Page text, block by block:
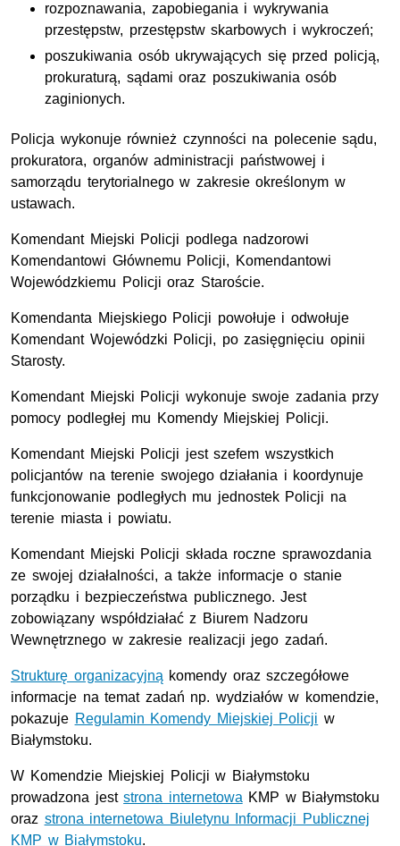
rozpoznawania, zapobiegania i wykrywania
przestępstw, przestępstw skarbowych i wykroczeń;
poszukiwania osób ukrywających się przed policją,
prokuraturą, sądami oraz poszukiwania osób
zaginionych.
Policja wykonuje również czynności na polecenie sądu,
prokuratora, organów administracji państwowej i
samorządu terytorialnego w zakresie określonym w
ustawach.
Komendant Miejski Policji podlega nadzorowi
Komendantowi Głównemu Policji, Komendantowi
Wojewódzkiemu Policji oraz Staroście.
Komendanta Miejskiego Policji powołuje i odwołuje
Komendant Wojewódzki Policji, po zasięgnięciu opinii
Starosty.
Komendant Miejski Policji wykonuje swoje zadania przy
pomocy podległej mu Komendy Miejskiej Policji.
Komendant Miejski Policji jest szefem wszystkich
policjantów na terenie swojego działania i koordynuje
funkcjonowanie podległych mu jednostek Policji na
terenie miasta i powiatu.
Komendant Miejski Policji składa roczne sprawozdania
ze swojej działalności, a także informacje o stanie
porządku i bezpieczeństwa publicznego. Jest
zobowiązany współdziałać z Biurem Nadzoru
Wewnętrznego w zakresie realizacji jego zadań.
Strukturę organizacyjną komendy oraz szczegółowe
informacje na temat zadań np. wydziałów w komendzie,
pokazuje Regulamin Komendy Miejskiej Policji w
Białymstoku.
W Komendzie Miejskiej Policji w Białymstoku
prowadzona jeststrona internetowa KMP w Białymstoku
oraz strona internetowa Biuletynu Informacji Publicznej
KMP w Białymstoku.